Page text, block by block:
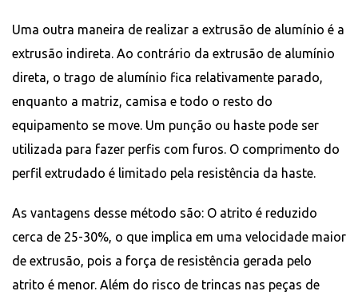
Uma outra maneira de realizar a extrusão de alumínio é a
extrusão indireta. Ao contrário da extrusão de alumínio
direta, o trago de alumínio fica relativamente parado,
enquanto a matriz, camisa e todo o resto do
equipamento se move. Um punção ou haste pode ser
utilizada para fazer perfis com furos. O comprimento do
perfil extrudado é limitado pela resistência da haste.
As vantagens desse método são: O atrito é reduzido
cerca de 25-30%, o que implica em uma velocidade maior
de extrusão, pois a força de resistência gerada pelo
atrito é menor. Além do risco de trincas nas peças de